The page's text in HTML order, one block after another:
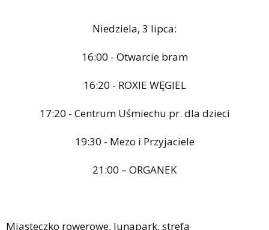
Niedziela, 3 lipca:
16:00 - Otwarcie bram
16:20 - ROXIE WĘGIEL
17:20 - Centrum Uśmiechu pr. dla dzieci
19:30 - Mezo i Przyjaciele
21:00 – ORGANEK
Miasteczko rowerowe, lunapark, strefa